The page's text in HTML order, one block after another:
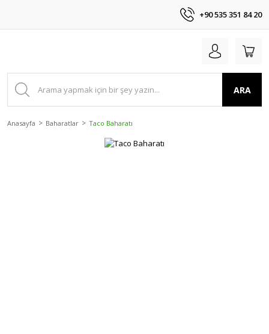
+90 535 351 84 20
ARA
Anasayfa Baharatlar Taco Baharatı